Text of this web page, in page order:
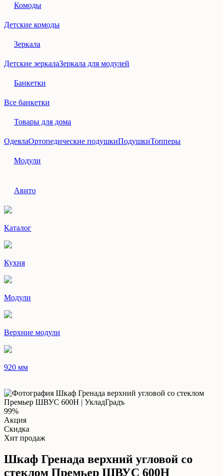
Комоды
Детские комоды
Зеркала
Детские зеркалаЗеркала для модулей
Банкетки
Все банкетки
Товары для дома
ОдеялаОртопедические подушкиПодушкиТопперы
Модули
Авито
Каталог
Кухня
Модули
Верхние модули
920 мм
99%
Акция
Скидка
Хит продаж
Шкаф Гренада верхний угловой со
стеклом Премьер ШВУС 600Н